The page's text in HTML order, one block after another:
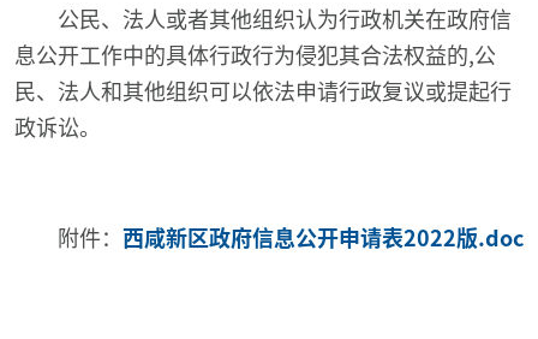
公民、法人或者其他组织认为行政机关在政府信
息公开工作中的具体行政行为侵犯其合法权益的,公
民、法人和其他组织可以依法申请行政复议或提起行
政诉讼。
附件： 西咸新区政府信息公开申请表2022版.doc